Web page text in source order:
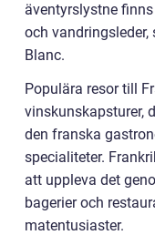
äventyrslystne
och vandringsleder,
Blanc.
Populära resor till
vinskunskapsturer,
den franska
specialiteter.
att uppleva det
bagerier och
matentusiaster.